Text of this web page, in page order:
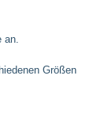
Größen